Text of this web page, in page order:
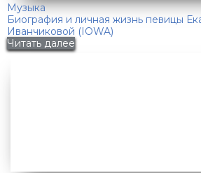
Музыка
Биография и личная жизнь певицы
Иванчиковой (IOWA)
Читать далее